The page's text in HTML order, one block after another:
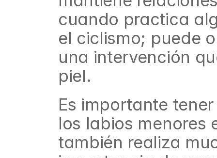
cuando practica
el ciclismo; puede
una intervención
piel.
Es importante
los labios menores
también realiza